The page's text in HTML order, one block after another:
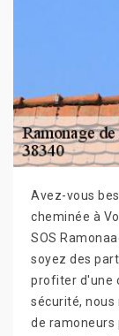
Avez-vous
cheminée à
SOS
soyez des
profiter d'une
sécurité,
de ramoneurs